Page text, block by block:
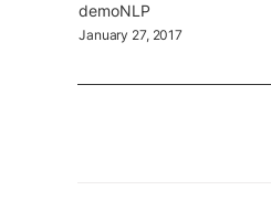
demoNLP
January 27, 2017